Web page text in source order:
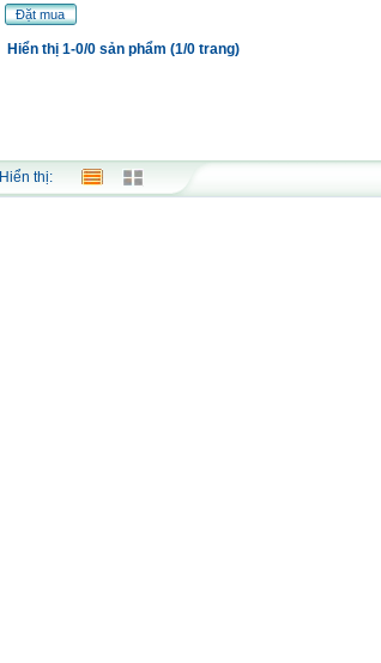
Đặt mua
Hiển thị 1-0/0 sản phẩm (1/0 trang)
Hiển thị: